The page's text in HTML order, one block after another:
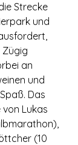
Strecke
und
an
und
Das
Lukas
(10